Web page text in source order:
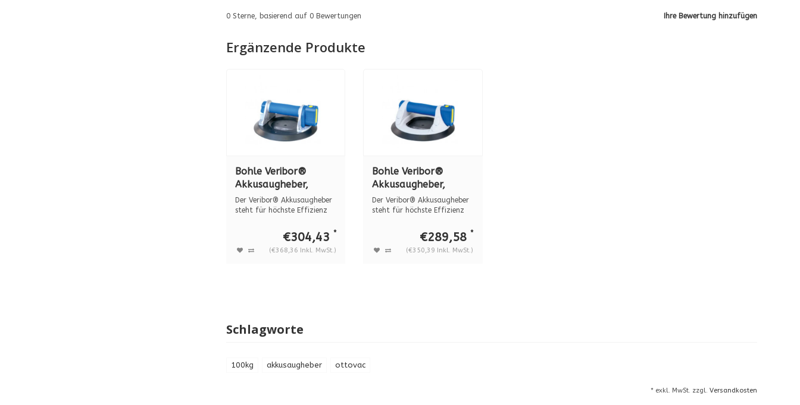
Ihre Bewertung hinzufügen
0Sterne, basierend auf 0Bewertungen
Ergänzende Produkte
Bohle Veribor®
Akkusaugheber,
Aluminium, BO 601A
Der Veribor® Akkusaugheber
steht für höchste Effizienz
€304,43 *
(€368,36 Inkl. MwSt.)
Bohle Veribor®
Akkusaugheber,
Kunststoff, BO 601GA
Der Veribor® Akkusaugheber
steht für höchste Effizienz
€289,58 *
(€350,39 Inkl. MwSt.)
Schlagworte
100kg akkusaugheber ottovac
* exkl. MwSt. zzgl. Versandkosten